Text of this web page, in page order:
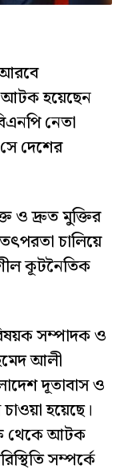
আটক হয়েছেন
নেতা
দেশের
ও দ্রুত মুক্তির
চালিয়ে
কূটনৈতিক
সম্পাদক ও
আলী
দূতাবাস ও
হয়েছে।
থেকে আটক
সম্পর্কে